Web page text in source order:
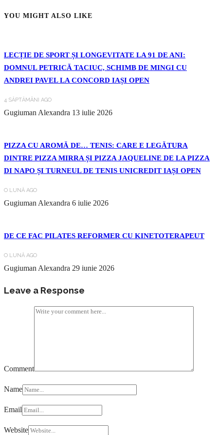
YOU MIGHT ALSO LIKE
LECȚIE DE SPORT ȘI LONGEVITATE LA 91 DE ANI:
DOMNUL PETRICĂ TACIUC, SCHIMB DE MINGI CU
ANDREI PAVEL LA CONCORD IAȘI OPEN
4 SĂPTĂMÂNI AGO
Gugiuman Alexandra 13 iulie 2026
PIZZA CU AROMĂ DE… TENIS: CARE E LEGĂTURA
DINTRE PIZZA MIRRA ȘI PIZZA JAQUELINE DE LA PIZZA
DI NAPO ȘI TURNEUL DE TENIS UNICREDIT IAȘI OPEN
O LUNĂ AGO
Gugiuman Alexandra 6 iulie 2026
DE CE FAC PILATES REFORMER CU KINETOTERAPEUT
O LUNĂ AGO
Gugiuman Alexandra 29 iunie 2026
Leave a Response
Comment
Name
Email
Website